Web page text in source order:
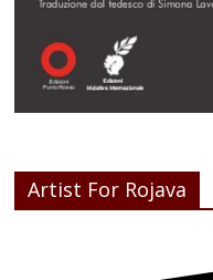
Artist For Rojava